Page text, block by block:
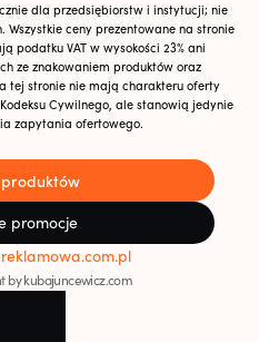
dla przedsiębiorstw i instytucji; nie
ceny prezentowane na stronie
podatku VAT w wysokości 23% ani
ze znakowaniem produktów oraz
tej stronie nie mają charakteru oferty
Cywilnego, ale stanowią jedynie
zapytania ofertowego.
promocje
by kubajuncewicz.com